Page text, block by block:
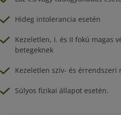
Hideg intolerancia esetén
Kezeletlen, I. és II fokú magas
betegeknek
Kezeletlen szív- és érrendszeri
Súlyos fizikai állapot esetén.